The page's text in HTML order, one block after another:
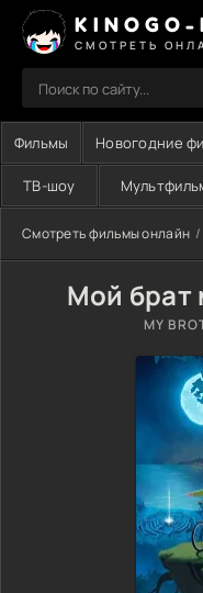
KINOGO-
СМОТРЕТЬ
Фильмы Новогодние
ТВ-шоу
Смотреть фильмы онлайн
Мой брат
MY